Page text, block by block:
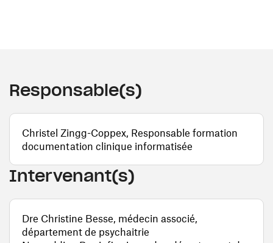
Responsable(s)
Christel Zingg-Coppex, Responsable formation
documentation clinique informatisée
Intervenant(s)
Dre Christine Besse, médecin associé,
département de psychaitrie